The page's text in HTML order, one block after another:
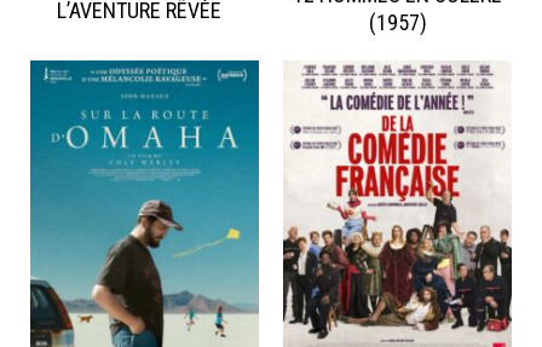
L’AVENTURE RÊVÉE
(1957)